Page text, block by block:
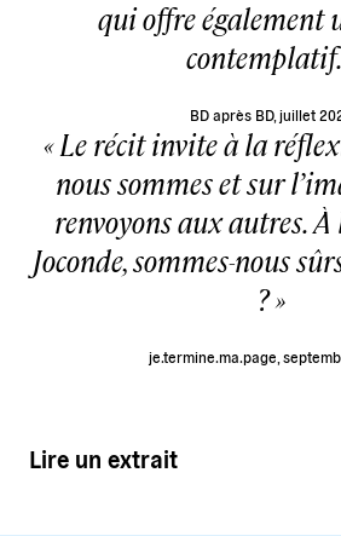
qui offre également
contemplatif.
BD après BD, juillet
Le récit invite à la
nous sommes et sur
renvoyons aux autres. À
Joconde, sommes-nous
?
je.termine.ma.page,
Lire un extrait